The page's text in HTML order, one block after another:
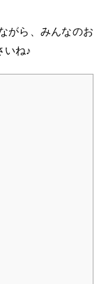
がら、みんなのお
いね♪